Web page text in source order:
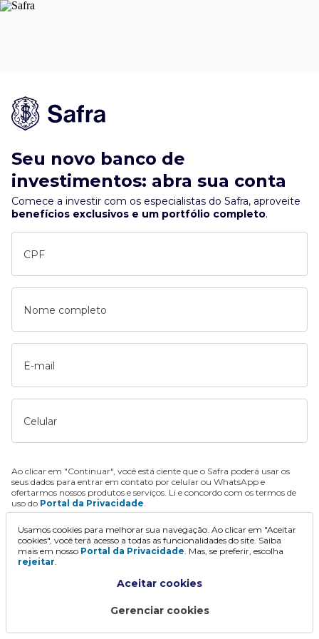
Seu novo banco de
investimentos: abra sua conta
Comece a investir com os especialistas do Safra, aproveite
benefícios exclusivos e um portfólio completo.
CPF
Nome completo
E-mail
Celular
Ao clicar em "Continuar", você está ciente que o Safra poderá usar os
seus dados para entrar em contato por celular ou WhatsApp e
ofertarmos nossos produtos e serviços. Li e concordo com os termos de
uso do Portal da Privacidade.
Continuar
Usamos cookies para melhorar sua navegação. Ao clicar em "Aceitar
cookies", você terá acesso a todas as funcionalidades do site. Saiba
mais em nosso Portal da Privacidade. Mas, se preferir, escolha
rejeitar.
Aceitar cookies
Gerenciar cookies